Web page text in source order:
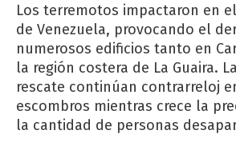
Los terremotos impactaron en
de Venezuela, provocando el
numerosos edificios tanto en
la región costera de La Guaira.
rescate continúan contrarreloj
escombros mientras crece la
la cantidad de personas